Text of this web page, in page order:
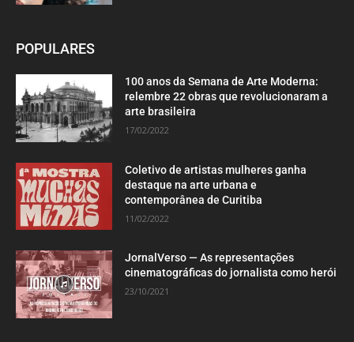
POPULARES
100 anos da Semana de Arte Moderna:
relembre 22 obras que revolucionaram a
arte brasileira
17/02/2022
Coletivo de artistas mulheres ganha
destaque na arte urbana e
contemporânea de Curitiba
11/02/2022
JornalVerso — As representações
cinematográficas do jornalista como herói
23/10/2021